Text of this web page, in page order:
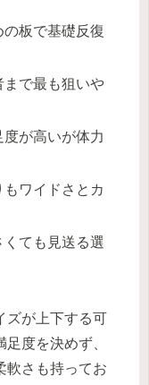
の板で基礎反復
まで最も狙いや
が高いが体力
ワイドさとカ
ても見送る選
ズが上下する可
度を決めず、
軟さも持ってお